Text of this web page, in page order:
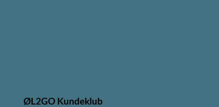
ØL2GO Kundeklub